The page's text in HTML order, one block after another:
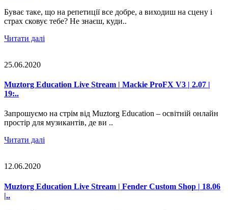
Буває таке, що на репетиції все добре, а виходиш на сцену і
страх сковує тебе? Не знаєш, куди..
Читати далі
25.06.2020
Muztorg Education Live Stream | Mackie ProFX V3 | 2.07 |
19:..
Запрошуємо на стрім від Muztorg Education – освітній онлайн
простір для музикантів, де ви ..
Читати далі
12.06.2020
Muztorg Education Live Stream | Fender Custom Shop | 18.06
|..